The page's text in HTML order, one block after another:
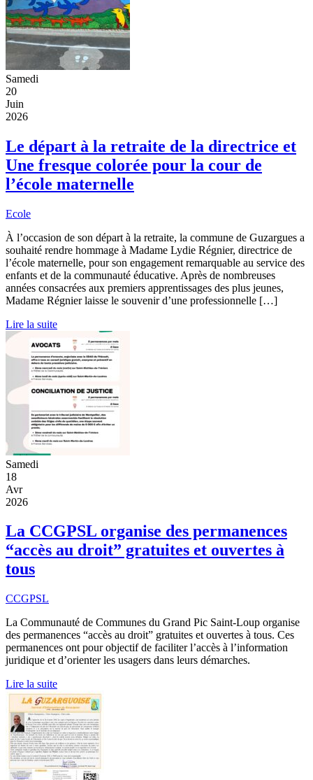
Samedi
20
Juin
2026
Le départ à la retraite de la directrice et
Une fresque colorée pour la cour de
l’école maternelle
Ecole
À l’occasion de son départ à la retraite, la commune de Guzargues a
souhaité rendre hommage à Madame Lydie Régnier, directrice de
l’école maternelle, pour son engagement remarquable au service des
enfants et de la communauté éducative. Après de nombreuses
années consacrées aux premiers apprentissages des plus jeunes,
Madame Régnier laisse le souvenir d’une professionnelle […]
Lire la suite
Samedi
18
Avr
2026
La CCGPSL organise des permanences
“accès au droit” gratuites et ouvertes à
tous
CCGPSL
La Communauté de Communes du Grand Pic Saint-Loup organise
des permanences “accès au droit” gratuites et ouvertes à tous. Ces
permanences ont pour objectif de faciliter l’accès à l’information
juridique et d’orienter les usagers dans leurs démarches.
Lire la suite